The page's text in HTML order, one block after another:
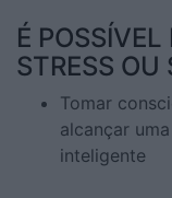
É
STRESS OU
Tomar
alcançar
inteligente